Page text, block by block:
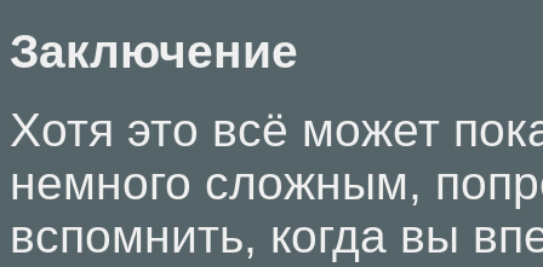
Заключение
Хотя это всё может
немного сложным,
вспомнить, когда вы